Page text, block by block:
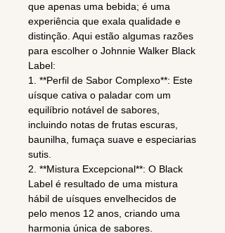
que apenas uma bebida; é uma
experiência que exala qualidade e
distinção. Aqui estão algumas razões
para escolher o Johnnie Walker Black
Label:
1. **Perfil de Sabor Complexo**: Este
uísque cativa o paladar com um
equilíbrio notável de sabores,
incluindo notas de frutas escuras,
baunilha, fumaça suave e especiarias
sutis.
2. **Mistura Excepcional**: O Black
Label é resultado de uma mistura
hábil de uísques envelhecidos de
pelo menos 12 anos, criando uma
harmonia única de sabores.